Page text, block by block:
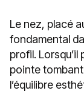
Le nez, placé
fondamental
profil.
pointe
l’équilibre